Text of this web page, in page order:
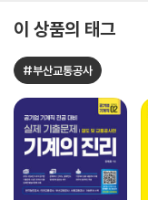
이 상품의 태그
#부산교통공사